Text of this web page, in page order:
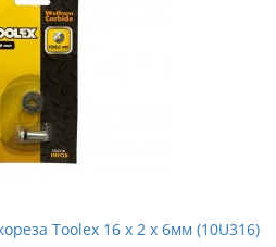
Toolex 16 x 2 x 6мм (10U316)